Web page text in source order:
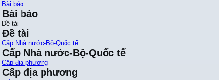
Bài báo
Bài báo
Đề tài
Đề tài
Cấp Nhà nước-Bộ-Quốc tế
Cấp Nhà nước-Bộ-Quốc tế
Cấp địa phương
Cấp địa phương